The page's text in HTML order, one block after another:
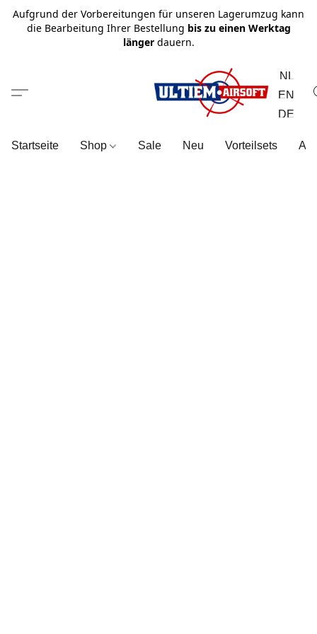
Aufgrund der Vorbereitungen für unseren Lagerumzug kann
die Bearbeitung Ihrer Bestellung bis zu einen Werktag
längerdauern.
NL
EN
DE
Startseite Shop Sale Neu Vorteilsets